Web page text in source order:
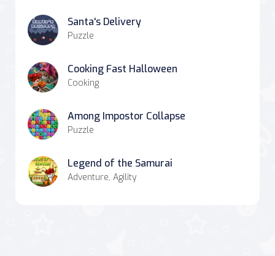
Santa's Delivery
Puzzle
Cooking Fast Halloween
Cooking
Among Impostor Collapse
Puzzle
Legend of the Samurai
Adventure, Agility